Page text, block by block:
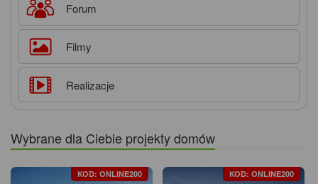
Forum
Filmy
Realizacje
Wybrane dla Ciebie projekty domów
KOD: ONLINE200 KOD: ONLINE200